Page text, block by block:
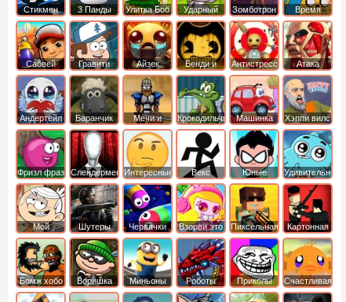
Стикмен 3 Панды Улитка Боб
Ударный
отряд котят
Зомботрон
Время
Приключений
Сабвей
Серф
Гравити
Фолз
Айзек
Бенди и
Чернильная
машина
Антистресс
Атака
Титанов
Андертейл
Баранчик
Шон
Мечи и
Сандали
Крокодильчик
Свомпи
Машинка
Вилли
Хэппи вилс
Фризл фраз Слендермен Интересные Векс
Юные
титаны
вперед
Удивительный
мир
Гамбола
Мой
шумный
дом
Шутеры Червячки Взорви это
Пиксельная
война
Картонная
башка
Бомж хобо
Воришка
боб
Миньоны
Роботы
динозавры
Приколы
Счастливая
обезьянка